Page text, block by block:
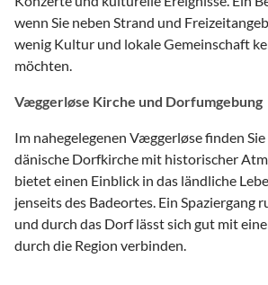
wenn Sie neben Strand und
wenig Kultur und lokale Gemeinschaft
möchten.
Væggerløse Kirche und Dorfumgebung
Im nahegelegenen Væggerløse finden
dänische Dorfkirche mit historischer
bietet einen Einblick in das ländliche
jenseits des Badeortes. Ein Spaziergang
und durch das Dorf lässt sich gut mit
durch die Region verbinden.